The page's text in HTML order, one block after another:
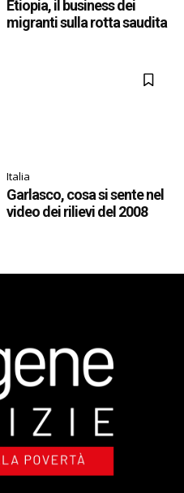
Etiopia, il business dei
migranti sulla rotta saudita
Italia
Garlasco, cosa si sente nel
video dei rilievi del 2008